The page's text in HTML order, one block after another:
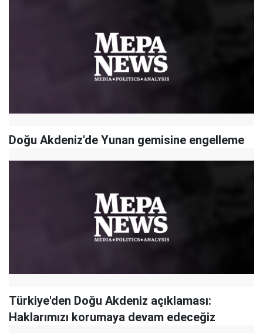
Doğu Akdeniz'de Yunan gemisine engelleme
Türkiye'den Doğu Akdeniz açıklaması:
Haklarımızı korumaya devam edeceğiz